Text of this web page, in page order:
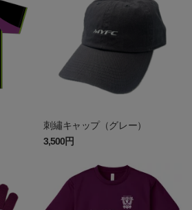
刺繡キャップ（グレー）
3,500円